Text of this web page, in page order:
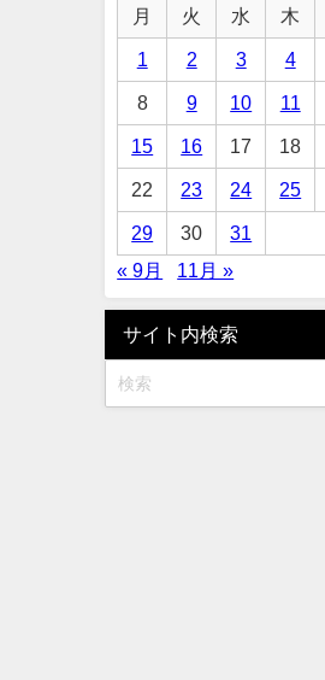
月 火 水 木
1 2 3 4
8 9 10 11
15 16 17 18
22 23 24 25
29 30
31
« 9月
11月 »
サイト内検索